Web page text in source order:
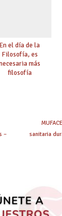
En el día de la
Filosofía, es
más
filosofía
–
sanitaria